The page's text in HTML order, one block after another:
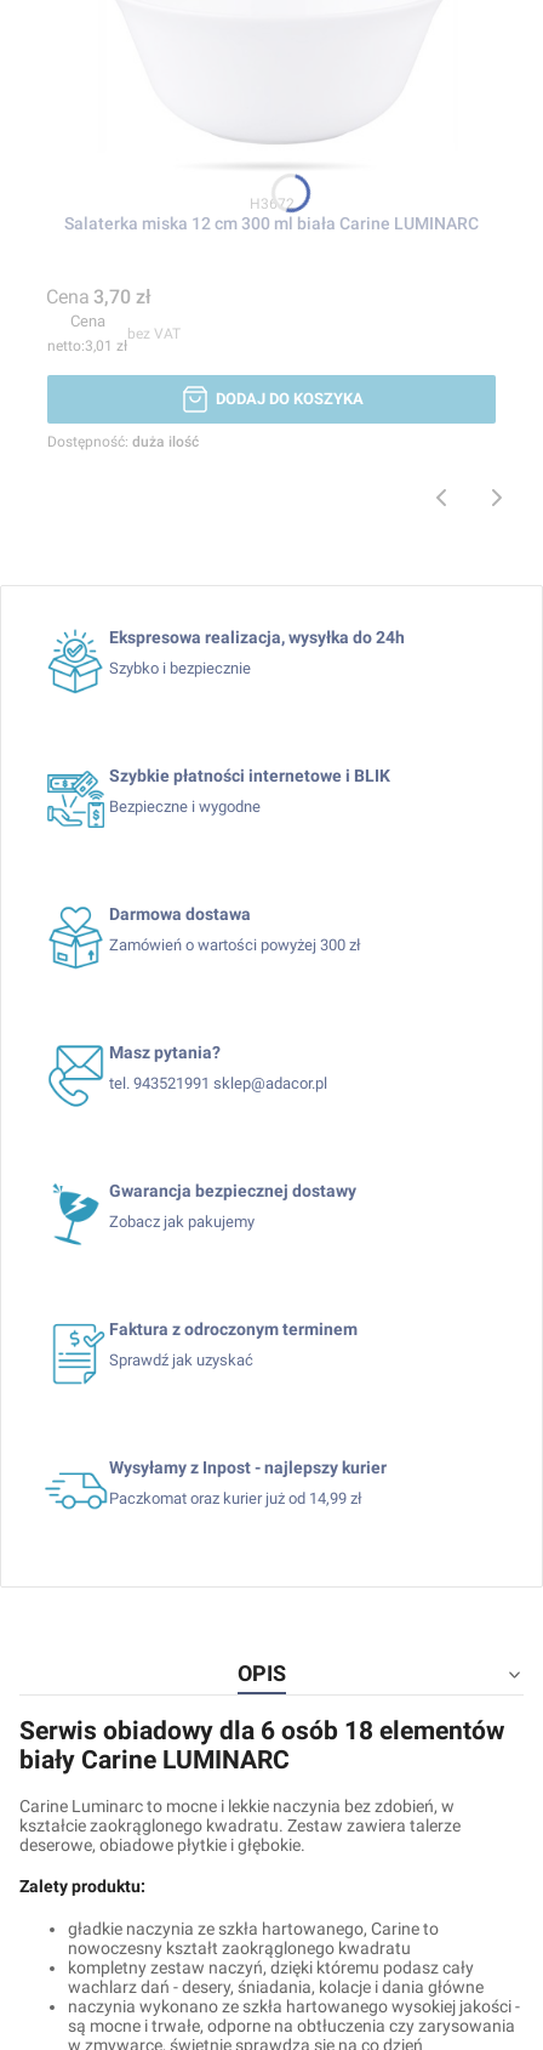
Kod produktu
H3672
Salaterka miska 12 cm 300 ml biała Carine LUMINARC
Cena 3,70 zł
Cena
3,01 zł
bez VAT
DODAJ DO KOSZYKA
Dostępność: duża ilość
Ekspresowa realizacja, wysyłka do 24h
Szybko i bezpiecznie
Szybkie płatności internetowe i BLIK
Bezpieczne i wygodne
Darmowa dostawa
Zamówień o wartości powyżej 300 zł
Masz pytania?
tel. 943521991 sklep@adacor.pl
Gwarancja bezpiecznej dostawy
Zobacz jak pakujemy
Faktura z odroczonym terminem
Sprawdź jak uzyskać
Wysyłamy z Inpost - najlepszy kurier
Paczkomat oraz kurier już od 14,99 zł
OPIS
Serwis obiadowy dla 6 osób 18 elementów
biały Carine LUMINARC
Carine Luminarc to mocne i lekkie naczynia bez zdobień, w
kształcie zaokrąglonego kwadratu. Zestaw zawiera talerze
deserowe, obiadowe płytkie i głębokie.
Zalety produktu:
gładkie naczynia ze szkła hartowanego, Carine to
nowoczesny kształt zaokrąglonego kwadratu
kompletny zestaw naczyń, dzięki któremu podasz cały
wachlarz dań - desery, śniadania, kolacje i dania główne
naczynia wykonano ze szkła hartowanego wysokiej jakości -
są mocne i trwałe, odporne na obtłuczenia czy zarysowania
w zmywarce, świetnie sprawdzą się na co dzień